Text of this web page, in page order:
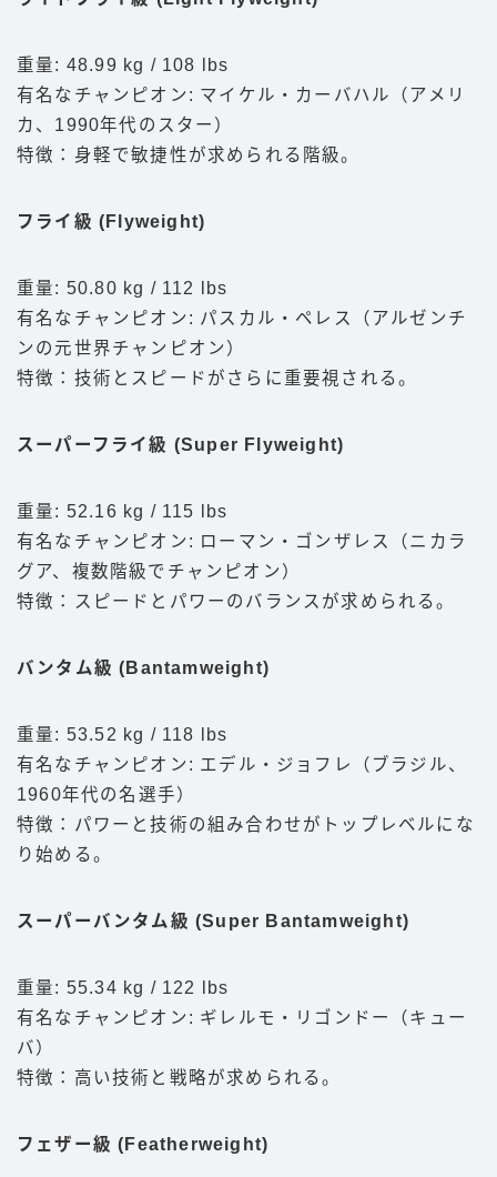
重量: 48.99 kg / 108 lbs
有名なチャンピオン: マイケル・カーバハル（アメリ
カ、1990年代のスター）
特徴：身軽で敏捷性が求められる階級。
フライ級 (Flyweight)
重量: 50.80 kg / 112 lbs
有名なチャンピオン: パスカル・ペレス（アルゼンチ
ンの元世界チャンピオン）
特徴：技術とスピードがさらに重要視される。
スーパーフライ級 (Super Flyweight)
重量: 52.16 kg / 115 lbs
有名なチャンピオン: ローマン・ゴンザレス（ニカラ
グア、複数階級でチャンピオン）
特徴：スピードとパワーのバランスが求められる。
バンタム級 (Bantamweight)
重量: 53.52 kg / 118 lbs
有名なチャンピオン: エデル・ジョフレ（ブラジル、
1960年代の名選手）
特徴：パワーと技術の組み合わせがトップレベルにな
り始める。
スーパーバンタム級 (Super Bantamweight)
重量: 55.34 kg / 122 lbs
有名なチャンピオン: ギレルモ・リゴンドー（キュー
バ）
特徴：高い技術と戦略が求められる。
フェザー級 (Featherweight)